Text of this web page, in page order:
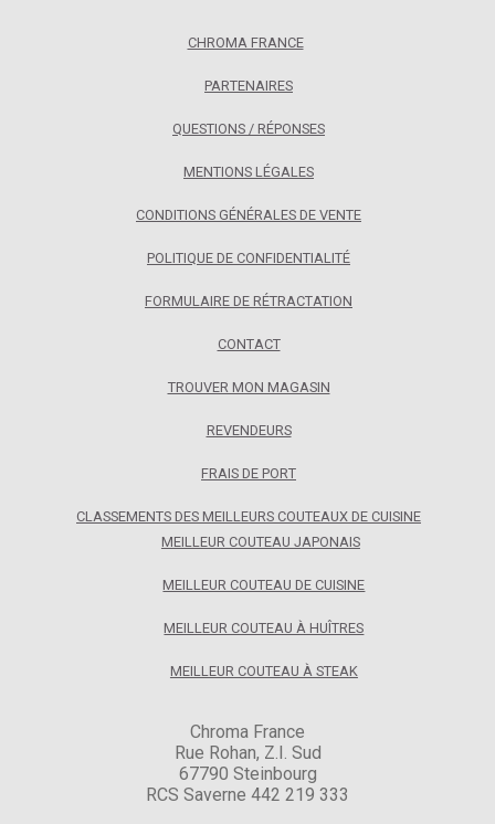
CHROMA FRANCE
PARTENAIRES
QUESTIONS / RÉPONSES
MENTIONS LÉGALES
CONDITIONS GÉNÉRALES DE VENTE
POLITIQUE DE CONFIDENTIALITÉ
FORMULAIRE DE RÉTRACTATION
CONTACT
TROUVER MON MAGASIN
REVENDEURS
FRAIS DE PORT
CLASSEMENTS DES MEILLEURS COUTEAUX DE CUISINE
MEILLEUR COUTEAU JAPONAIS
MEILLEUR COUTEAU DE CUISINE
MEILLEUR COUTEAU À HUÎTRES
MEILLEUR COUTEAU À STEAK
Chroma France
Rue Rohan, Z.I. Sud
67790 Steinbourg
RCS Saverne 442 219 333